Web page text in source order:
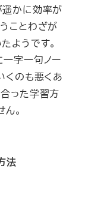
遥かに効率が
ことわざが
ようです。
字一句ノー
くのも悪くあ
った学習方
。
法